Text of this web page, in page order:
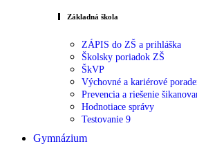
Základná škola
ZÁPIS do ZŠ a prihláška
Školsky poriadok ZŠ
ŠkVP
Výchovné a kariérové
Prevencia a riešenie
Hodnotiace správy
Testovanie 9
Gymnázium